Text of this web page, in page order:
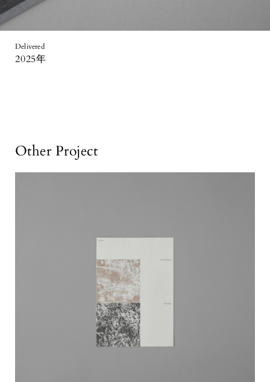
Delivered
2025年
Other Project